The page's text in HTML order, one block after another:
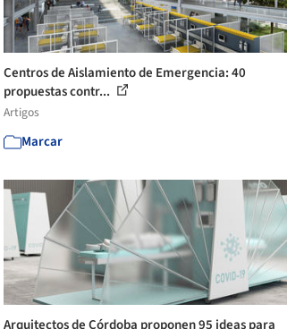
Centros de Aislamiento de Emergencia: 40
propuestas contr...
Artigos
Marcar
Arquitectos de Córdoba proponen 95 ideas para